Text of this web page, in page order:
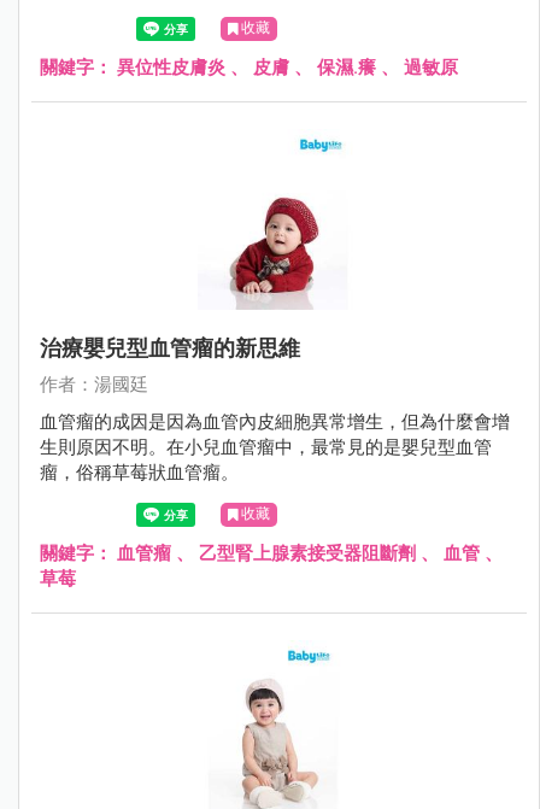
膚角質層因為fillaggrin（一種存在於人體表皮中的蛋白質）
缺陷、神經醯胺（ceremide）降低，導致皮膚的表皮障蔽功
能缺損、保水能力差、表皮上的細菌過度增生，讓過敏原易
收藏
關鍵字： 異位性皮膚炎 、 皮膚 、 保濕.癢 、 過敏原
治療嬰兒型血管瘤的新思維
作者：湯國廷
血管瘤的成因是因為血管內皮細胞異常增生，但為什麼會增
生則原因不明。在小兒血管瘤中，最常見的是嬰兒型血管
瘤，俗稱草莓狀血管瘤。
收藏
關鍵字： 血管瘤 、 乙型腎上腺素接受器阻斷劑 、 血管 、
草莓